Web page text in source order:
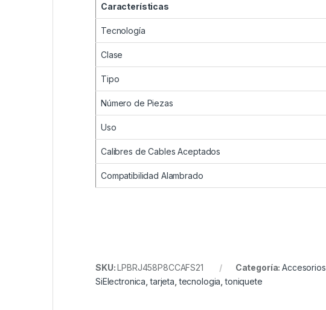
Características
Tecnología
Clase
Tipo
Número de Piezas
Uso
Calibres de Cables Aceptados
Compatibilidad Alambrado
SKU:LPBRJ458P8CCAFS21 Categoría:Accesorios
SiElectronica ,tarjeta ,tecnologia ,toniquete